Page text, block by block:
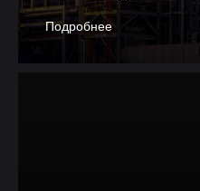
Подробнее